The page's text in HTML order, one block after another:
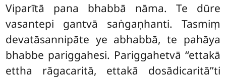
Viparītā pana bhabbā nāma. Te dūre
vasantepi gantvā saṅgaṇhanti. Tasmiṃ
devatāsannipāte ye abhabbā, te pahāya
bhabbe pariggahesi. Pariggahetvā ‘‘ettakā
ettha rāgacaritā, ettakā dosādicaritā’’ti